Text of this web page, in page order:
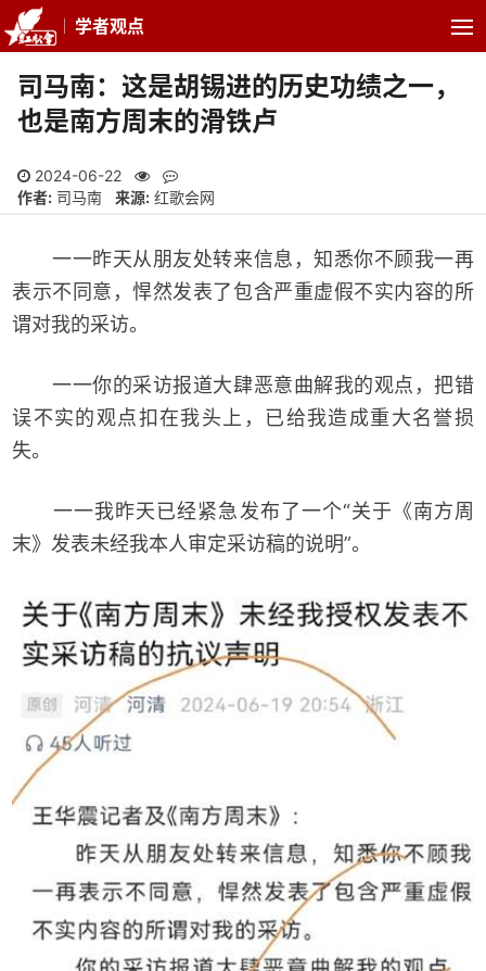
学者观点
司马南：这是胡锡进的历史功绩之一，
也是南方周末的滑铁卢
2024-06-22
作者: 司马南 来源: 红歌会网
一一昨天从朋友处转来信息，知悉你不顾我一再
表示不同意，悍然发表了包含严重虚假不实内容的所
谓对我的采访。
一一你的采访报道大肆恶意曲解我的观点，把错
误不实的观点扣在我头上，已给我造成重大名誉损
失。
一一我昨天已经紧急发布了一个“关于《南方周
末》发表未经我本人审定采访稿的说明”。